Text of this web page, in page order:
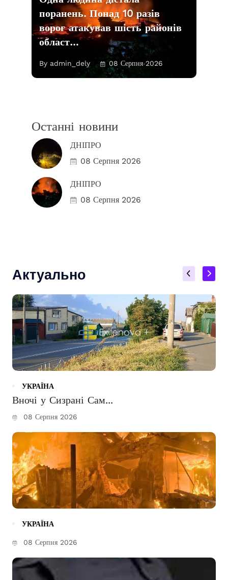
поранень. Понад 10 разів
ворог атакував шість районів
област…
By admin_dely 08 Серпня 2026
Останні новини
ДНІПРО
08 Серпня 2026
ДНІПРО
08 Серпня 2026
Актуально
УКРАЇНА
Вночі у Сизрані Сам...
08 Серпня 2026
УКРАЇНА
08 Серпня 2026